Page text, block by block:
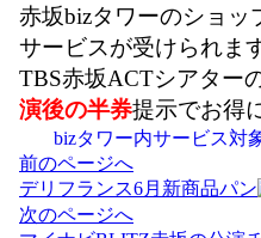
赤坂bizタワーのショッ
サービスが受けられま
TBS赤坂ACTシアター
演後の半券提示でお得
bizタワー内サービス対
投
稿
ナ
前のページへ
デリフランス6月新商品パン
次のページへ